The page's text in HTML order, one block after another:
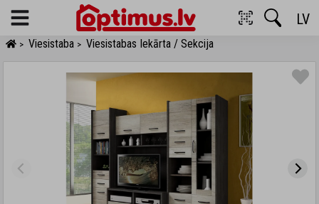
Menu LV
> Viesistaba > Viesistabas Iekārta / Sekcija